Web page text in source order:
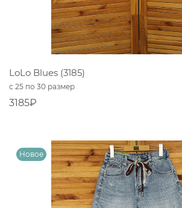
LoLo Blues (3185)
с 25 по 30 размер
3185₽